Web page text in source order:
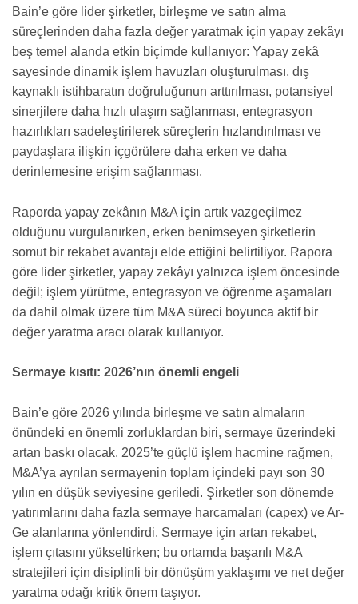
Bain’e göre lider şirketler, birleşme ve satın alma
süreçlerinden daha fazla değer yaratmak için yapay zekâyı
beş temel alanda etkin biçimde kullanıyor: Yapay zekâ
sayesinde dinamik işlem havuzları oluşturulması, dış
kaynaklı istihbaratın doğruluğunun arttırılması, potansiyel
sinerjilere daha hızlı ulaşım sağlanması, entegrasyon
hazırlıkları sadeleştirilerek süreçlerin hızlandırılması ve
paydaşlara ilişkin içgörülere daha erken ve daha
derinlemesine erişim sağlanması.
Raporda yapay zekânın M&A için artık vazgeçilmez
olduğunu vurgulanırken, erken benimseyen şirketlerin
somut bir rekabet avantajı elde ettiğini belirtiliyor. Rapora
göre lider şirketler, yapay zekâyı yalnızca işlem öncesinde
değil; işlem yürütme, entegrasyon ve öğrenme aşamaları
da dahil olmak üzere tüm M&A süreci boyunca aktif bir
değer yaratma aracı olarak kullanıyor.
Sermaye kısıtı: 2026’nın önemli engeli
Bain’e göre 2026 yılında birleşme ve satın almaların
önündeki en önemli zorluklardan biri, sermaye üzerindeki
artan baskı olacak. 2025’te güçlü işlem hacmine rağmen,
M&A’ya ayrılan sermayenin toplam içindeki payı son 30
yılın en düşük seviyesine geriledi. Şirketler son dönemde
yatırımlarını daha fazla sermaye harcamaları (capex) ve Ar-
Ge alanlarına yönlendirdi. Sermaye için artan rekabet,
işlem çıtasını yükseltirken; bu ortamda başarılı M&A
stratejileri için disiplinli bir dönüşüm yaklaşımı ve net değer
yaratma odağı kritik önem taşıyor.